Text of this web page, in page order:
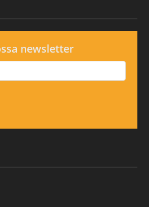
newsletter